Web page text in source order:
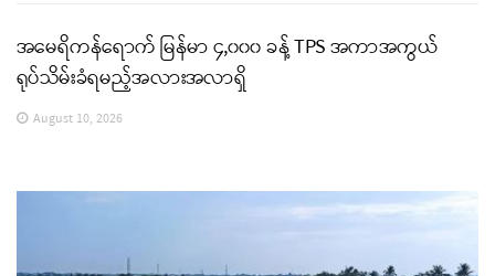
အမေရိကန်ရောက် မြန်မာ ၄,၀၀၀ ခန့် TPS အကာအကွယ်
ရုပ်သိမ်းခံရမည့်အလားအလာရှိ
August 10, 2026